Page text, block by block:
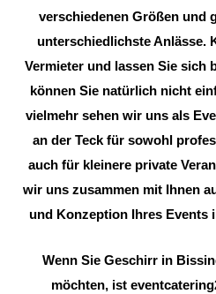
verschiedenen Größen und
unterschiedlichste Anlässe.
Vermieter und lassen Sie sich
können Sie natürlich nicht
vielmehr sehen wir uns als
an der Teck für sowohl
auch für kleinere private
wir uns zusammen mit Ihnen
und Konzeption Ihres Events
Wenn Sie Geschirr in
möchten, ist